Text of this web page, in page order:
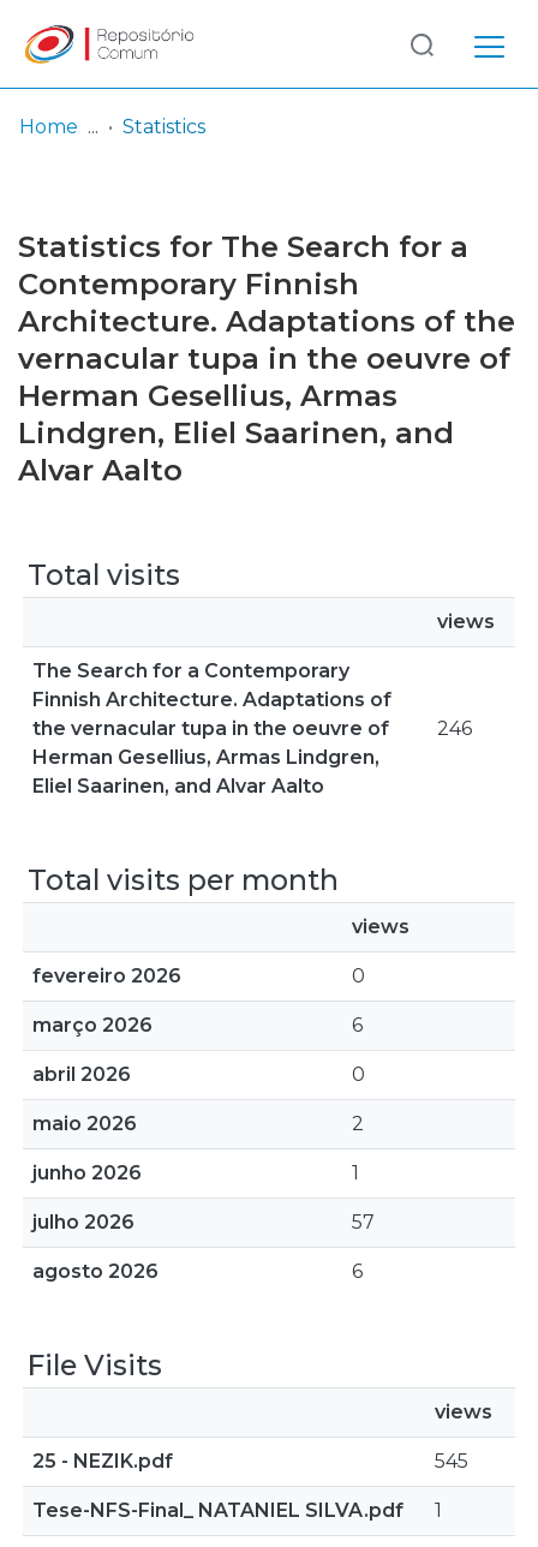
Browse repository
Entities
Log
In
(current)
Home Statistics
Statistics for The Search for a
Contemporary Finnish
Architecture. Adaptations of the
vernacular tupa in the oeuvre of
Herman Gesellius, Armas
Lindgren, Eliel Saarinen, and
Alvar Aalto
Total visits
views
The Search for a Contemporary
Finnish Architecture. Adaptations of
the vernacular tupa in the oeuvre of
Herman Gesellius, Armas Lindgren,
Eliel Saarinen, and Alvar Aalto
246
Total visits per month
views
fevereiro 2026 0
março 2026 6
abril 2026 0
maio 2026 2
junho 2026 1
julho 2026 57
agosto 2026 6
File Visits
views
25 - NEZIK.pdf 545
Tese-NFS-Final_ NATANIEL SILVA.pdf 1